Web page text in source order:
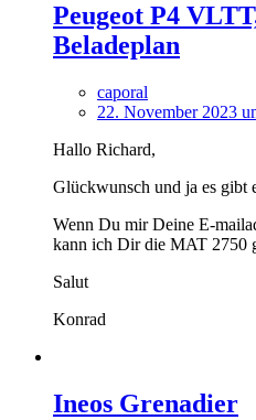
Peugeot P4
Beladeplan
caporal
22. November 2023
Hallo Richard,
Glückwunsch und ja es gibt
Wenn Du mir Deine E-
kann ich Dir die MAT 2750
Salut
Konrad
Ineos Grenadier